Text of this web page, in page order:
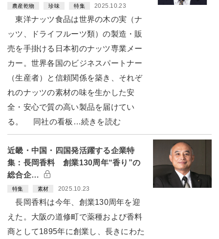
農産乾物 珍味 特集 2025.10.23
東洋ナッツ食品は世界の木の実（ナ
ッツ、ドライフルーツ類）の製造・販
売を手掛ける日本初のナッツ専業メー
カー。世界各国のビジネスパートナー
（生産者）と信頼関係を築き、それぞ
れのナッツの素材の味を生かした安
全・安心で質の高い製品を届けてい
る。 同社の看板…続きを読む
近畿・中国・四国発活躍する企業特
集：長岡香料 創業130周年“香り”の
総合企…
特集 素材 2025.10.23
長岡香料は今年、創業130周年を迎
えた。大阪の道修町で薬種および香料
商として1895年に創業し、長きにわた